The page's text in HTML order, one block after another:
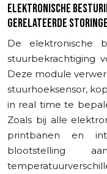
ELEKTRONISCHE
GERELATEERDE
De elektronische
stuurbekrachtiging
Deze module
stuurhoeksensor,
in real time te
Zoals bij alle
printbanen en
blootstelling